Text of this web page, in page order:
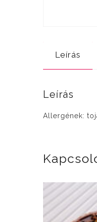
Leírás
Leírás
Allergének: